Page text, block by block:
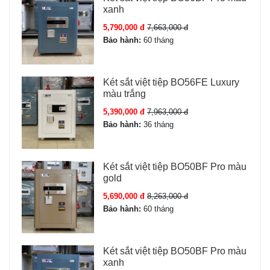
Vân tay, Mã số điện tử, Chìa cơ, App Tuya
Dung lượng vân tay:Tối đa 30 vân tay
Kết nối:
Wifi qua App Tuya (iOS/Android)
Chống cháy:Có lớp cách nhiệt
Nguồn điện:04 viên pin Alkaline size AA
Pin dự phòng:Chìa cơ dự phòng và hộp kích pin tạm
thời
Màu sắc:Kem sang trọng
Cấu tạo nội thất:1 ngăn chính + 1 ngăn phụ + 1 ngăn
bí mật + 1 hộc ngăn kéo
Bảo hành:36 tháng chính hãng tại TPHCM
Tính năng Két sắt Bofa BOSHANG BS-
45BS3
Két sắt Bofa BOSHANG BS-45BS3 sở hữu 6 phương
thức mở khóa hàng đầu hiện nay - lựa chọn lý tưởng
xanh
5,790,000 đ 7,663,000 đ
Bảo hành: 60 tháng
Két sắt việt tiệp BO56FE Luxury
màu trắng
5,390,000 đ 7,963,000 đ
Bảo hành: 36 tháng
Két sắt việt tiệp BO50BF Pro màu
gold
5,690,000 đ 8,263,000 đ
Bảo hành: 60 tháng
Két sắt việt tiệp BO50BF Pro màu
xanh